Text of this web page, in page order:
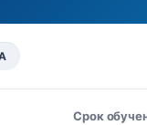
Срок